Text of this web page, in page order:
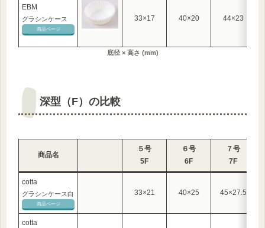
EBM
グラシンケース
商品ページ
33×17 40×20 44×23
底径 × 高さ (mm)
深型（F）の比較
商品名
５号
5F
６号
6F
７号
7F
cotta
グラシンケース白
商品ページ
33×21 40×25 45×27.5
cotta